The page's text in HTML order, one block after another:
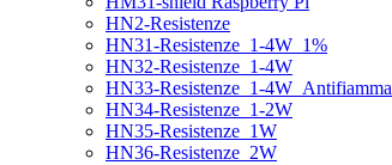
HN2-Resistenze
HN31-Resistenze_1-4W_1%
HN32-Resistenze_1-4W
HN33-Resistenze_1-4W_Antifiamma
HN34-Resistenze_1-2W
HN35-Resistenze_1W
HN36-Resistenze_2W